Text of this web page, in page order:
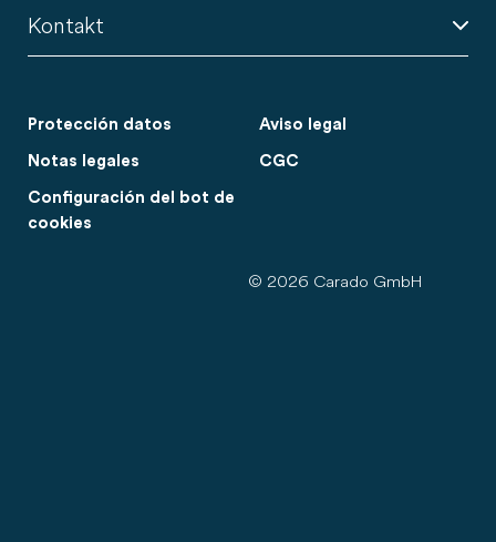
Kontakt
Protección datos Aviso legal
Notas legales CGC
Configuración del bot de
cookies
© 2026 Carado GmbH